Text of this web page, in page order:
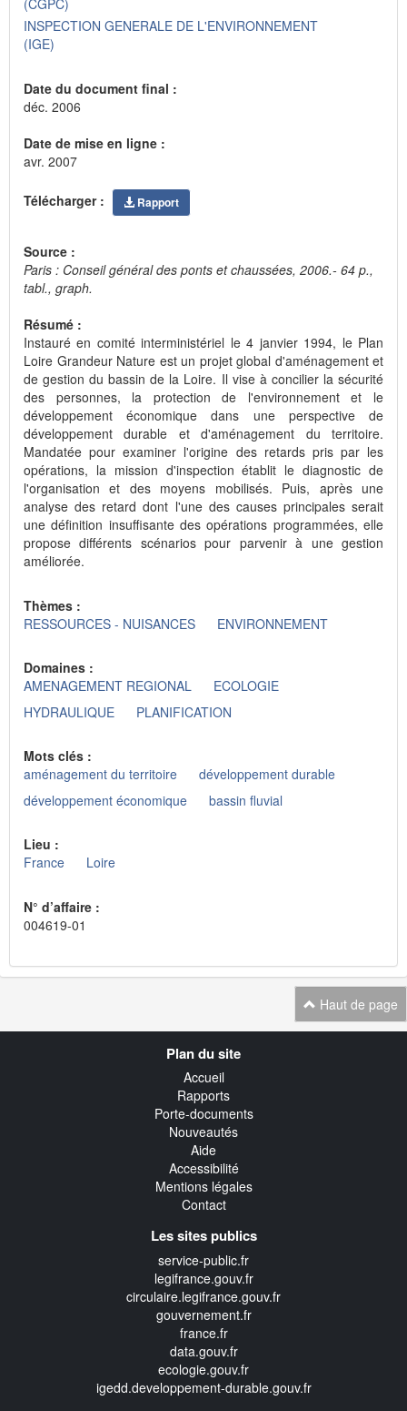
INSPECTION GENERALE DE L'ENVIRONNEMENT
(IGE)
Date du document final :
déc. 2006
Date de mise en ligne :
avr. 2007
Télécharger : Rapport
Source :
Paris : Conseil général des ponts et chaussées, 2006.- 64 p.,
tabl., graph.
Résumé :
Instauré en comité interministériel le 4 janvier 1994, le Plan
Loire Grandeur Nature est un projet global d'aménagement et
de gestion du bassin de la Loire. Il vise à concilier la sécurité
des personnes, la protection de l'environnement et le
développement économique dans une perspective de
développement durable et d'aménagement du territoire.
Mandatée pour examiner l'origine des retards pris par les
opérations, la mission d'inspection établit le diagnostic de
l'organisation et des moyens mobilisés. Puis, après une
analyse des retard dont l'une des causes principales serait
une définition insuffisante des opérations programmées, elle
propose différents scénarios pour parvenir à une gestion
améliorée.
Thèmes :
RESSOURCES - NUISANCES
ENVIRONNEMENT
Domaines :
AMENAGEMENT REGIONAL
ECOLOGIE
HYDRAULIQUE
PLANIFICATION
Mots clés :
aménagement du territoire
développement durable
développement économique
bassin fluvial
Lieu :
France
Loire
N° d’affaire :
004619-01
Haut de page
Plan du site
Accueil
Rapports
Porte-documents
Nouveautés
Aide
Accessibilité
Mentions légales
Contact
Les sites publics
service-public.fr
legifrance.gouv.fr
circulaire.legifrance.gouv.fr
gouvernement.fr
france.fr
data.gouv.fr
ecologie.gouv.fr
igedd.developpement-durable.gouv.fr